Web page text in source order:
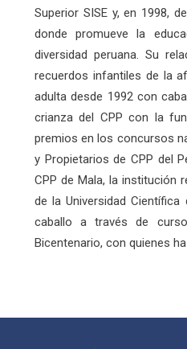
Superior SISE y, en 1998,
donde promueve la
diversidad peruana. Su
recuerdos infantiles de la
adulta desde 1992 con
crianza del CPP con la
premios en los concursos
y Propietarios de CPP del
CPP de Mala, la institución
de la Universidad
caballo a través de
Bicentenario, con quienes